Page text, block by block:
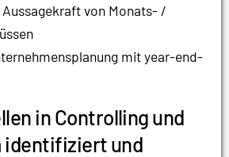
von Monats- /
mit year-end-
in Controlling und
identifiziert und